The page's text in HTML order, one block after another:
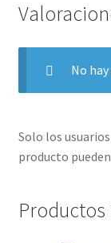
No
Solo los
producto